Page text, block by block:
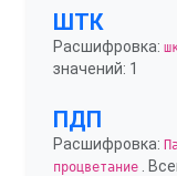
ШТК
Расшифровка:
значений: 1
ПДП
Расшифровка:
процветание .